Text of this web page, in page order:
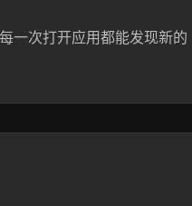
一次打开应用都能发现新的